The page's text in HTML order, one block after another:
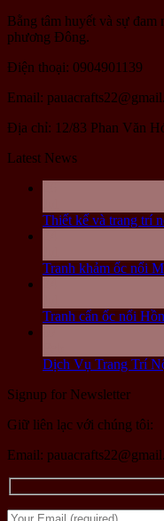
Bằng tâm huyết và sự
phương Đông.
Điện thoại: 0904901139
Email:
Địa chỉ: 12/83 Phan Văn
Latest News
Thiết kế và trang trí
Tranh khảm ốc nổi
Tranh cẩn ốc nổi
Dịch Vụ Trang Trí
Signup for Newsletter
Giữ liên lạc với chúng tôi:
Email: